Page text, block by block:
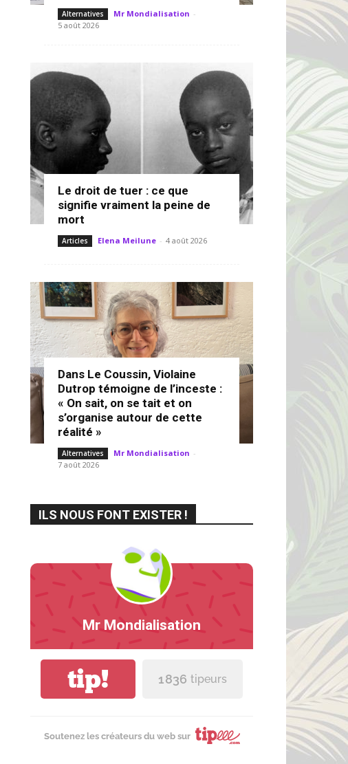
Alternatives Mr Mondialisation -
5 août 2026
Le droit de tuer : ce que
signifie vraiment la peine de
mort
Articles Elena Meilune - 4 août 2026
Dans Le Coussin, Violaine
Dutrop témoigne de l’inceste :
« On sait, on se tait et on
s’organise autour de cette
réalité »
Alternatives Mr Mondialisation -
7 août 2026
ILS NOUS FONT EXISTER !
Mr Mondialisation
tip! 1 836 tipeurs
Soutenez les créateurs du web sur